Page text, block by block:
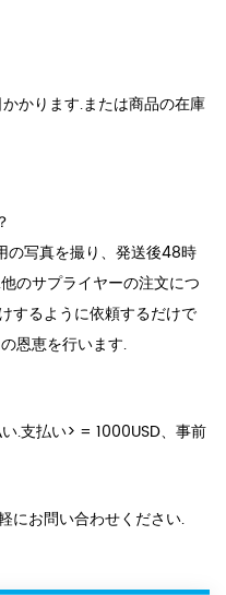
かります.または商品の在庫
の写真を撮り、発送後48時
のサプライヤーの注文につ
するように依頼するだけで
恩恵を行います.
.支払い> = 1000USD、事前
にお問い合わせください.